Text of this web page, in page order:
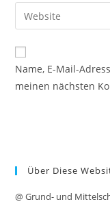
Name, E-Mail-
meinen nächsten
Über Diese
@ Grund- und